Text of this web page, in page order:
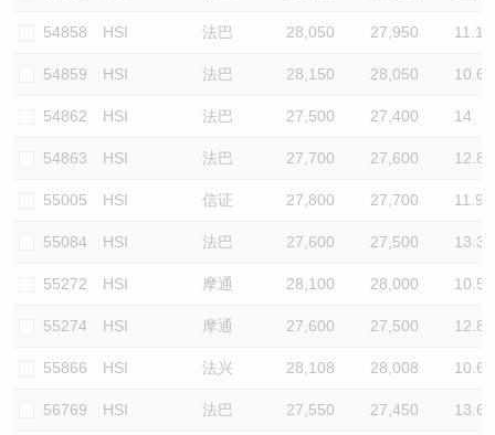
54858 HSI 法巴 28,050 27,950 11.1
54859 HSI 法巴 28,150 28,050 10.6
54862 HSI 法巴 27,500 27,400 14
54863 HSI 法巴 27,700 27,600 12.8
55005 HSI 信证 27,800 27,700 11.9
55084 HSI 法巴 27,600 27,500 13.3
55272 HSI 摩通 28,100 28,000 10.5
55274 HSI 摩通 27,600 27,500 12.8
55866 HSI 法兴 28,108 28,008 10.6
56769 HSI 法巴 27,550 27,450 13.6